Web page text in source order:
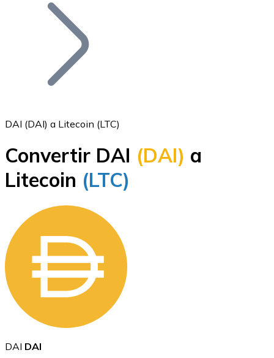
Añade tu proyecto a nuestro ecosistema.
Bitcoin
BTC
Ethereum
DAI (DAI) a Litecoin (LTC)
Convertir DAI (DAI) a
Litecoin (LTC)
DAI DAI